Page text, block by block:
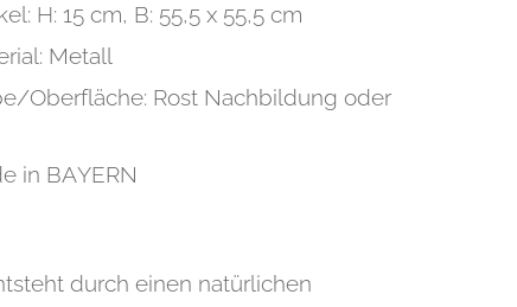
H: 15 cm, B: 55,5 x 55,5 cm
Metall
Oberfläche: Rost Nachbildung oder
in BAYERN
durch einen natürlichen